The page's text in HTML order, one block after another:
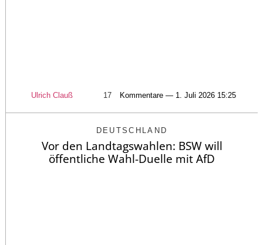
Ulrich Clauß 17 Kommentare — 1. Juli 2026 15:25
DEUTSCHLAND
Vor den Landtagswahlen: BSW will
öffentliche Wahl-Duelle mit AfD